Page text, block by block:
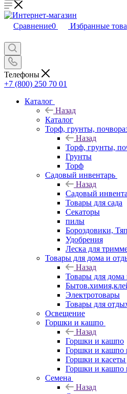
Сравнение0 Избранные
Телефоны
+7 (800) 250 70 01
Каталог
Назад
Каталог
Торф, грунты,
Назад
Торф, грунты,
Грунты
Торф
Садовый инвентарь
Назад
Садовый
Товары для сада
Секаторы
пилы
Бороздовики,
Удобрения
Леска для
Товары для дома и
Назад
Товары для дома
Электротовары
Товары для
Освещение
Горшки и кашпо
Назад
Горшки и кашпо
Горшки и кашпо
Горшки и касеты
Горшки и кашпо
Семена
Назад